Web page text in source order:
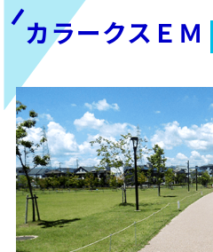
カラークスＥＭ